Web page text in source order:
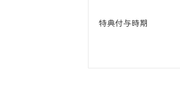
特典付与時期